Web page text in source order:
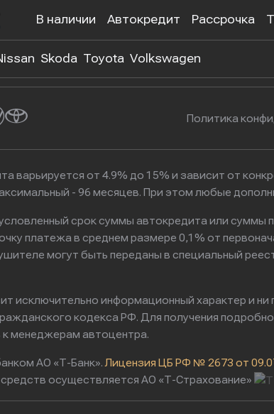
В наличии Автокредит Рассрочка
Skoda Toyota Volkswagen
+7 (499) 302-55-38
Политика
варьируется от 4.9% до 15% и зависит от
- 96 месяцев. При этом любые
срок суммы автокредита или
платежа в среднем размере 0,1% от
могут быть переданы в специальный
исключительно информационный характер и
кодекса РФ. Для получения
менеджерам автоцентра.
АО «Т-Банк». Лицензия ЦБ РФ № 2673 от
осуществляется АО «Т-Страхование»